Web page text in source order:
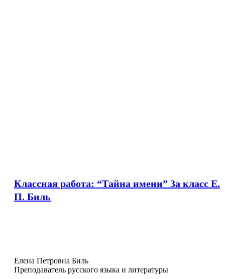
Классная работа: “Тайна имени” 3a класс Е.
П. Биль
Елена Петровна Биль
Преподаватель русского языка и литературы